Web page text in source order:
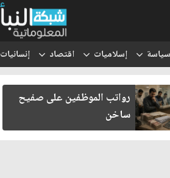
سياسة إسلاميات اقتصاد إنسانيات
رواتب الموظفين على صفيح
ساخن